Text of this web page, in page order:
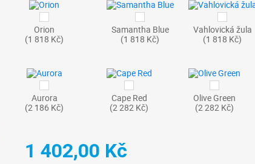
Orion
(1 818 Kč)
Samantha Blue
(1 818 Kč)
Vahlovická žula
(1 818 Kč)
Aurora
(2 186 Kč)
Cape Red
(2 282 Kč)
Olive Green
(2 282 Kč)
1 402,00 Kč